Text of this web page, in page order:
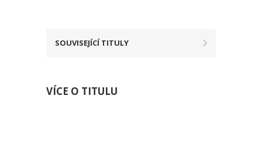
SOUVISEJÍCÍ TITULY
VÍCE O TITULU